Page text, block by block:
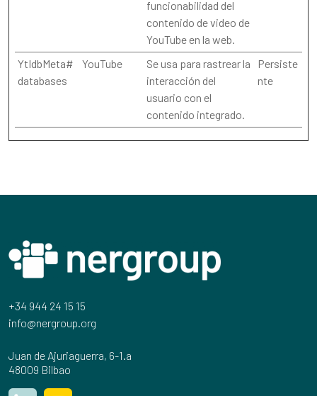
funcionabilidad del
contenido de video de
YouTube en la web.
YtIdbMeta#
databases
YouTube
Se usa para rastrear la
interacción del
usuario con el
contenido integrado.
Persiste
nte
+34 944 24 15 15
info@nergroup.org
Juan de Ajuriaguerra, 6-1.a
48009 Bilbao